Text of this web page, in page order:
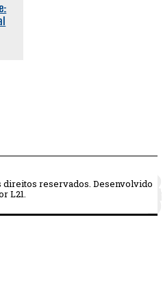
direitos reservados. Desenvolvido
L21.